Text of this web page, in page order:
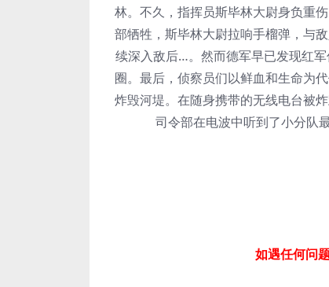
林。不久，指挥员斯毕林大尉身负重
部牺牲，斯毕林大尉拉响手榴弹，与
续深入敌后…。然而德军早已发现红
圈。最后，侦察员们以鲜血和生命为
炸毁河堤。在随身携带的无线电台被
司令部在电波中听到了小分队
如遇任何问